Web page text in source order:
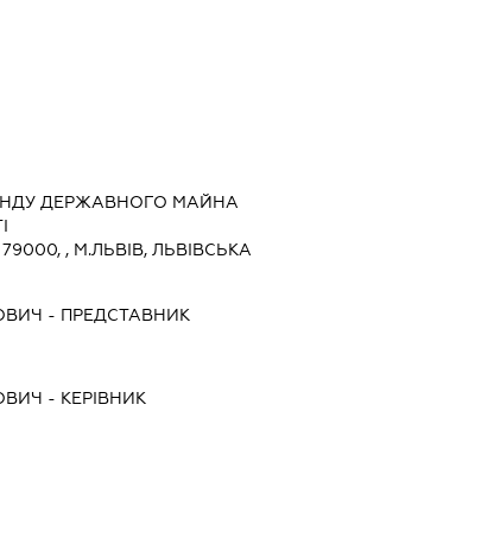
ДЕРЖАВНОГО МАЙНА
, М.ЛЬВІВ, ЛЬВІВСЬКА
- ПРЕДСТАВНИК
- КЕРІВНИК